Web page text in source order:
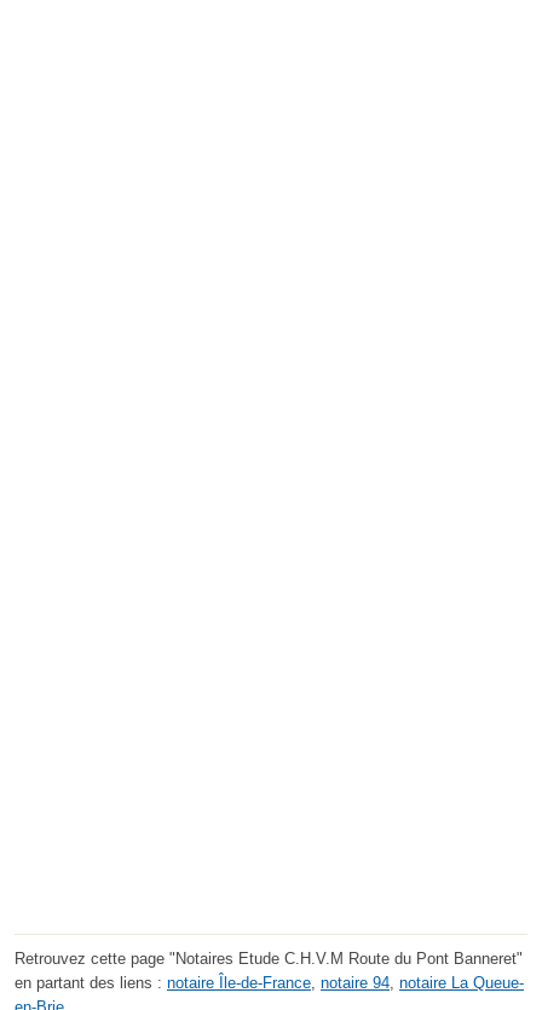
Retrouvez cette page "Notaires Etude C.H.V.M Route du Pont Banneret"
en partant des liens : notaire Île-de-France notaire 94 notaire La Queue-